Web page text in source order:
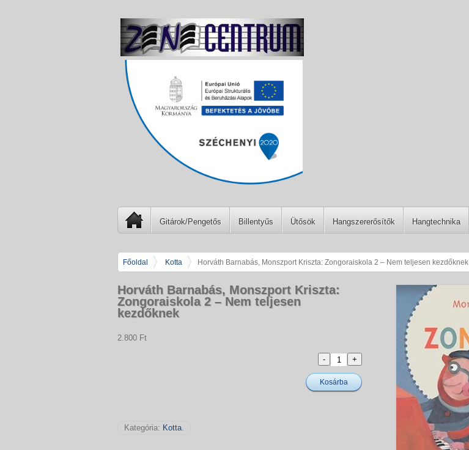
Gitárok/Pengetős Billentyűs Ütősök Hangszererősítők Hangtechnika
Főoldal Kotta Horváth Barnabás, Monszport Kriszta: Zongoraiskola 2 – Nem teljesen kezdőknek
Horváth Barnabás, Monszport Kriszta:
Zongoraiskola 2 – Nem teljesen
kezdőknek
2.800 Ft
Kosárba
Kategória: Kotta.